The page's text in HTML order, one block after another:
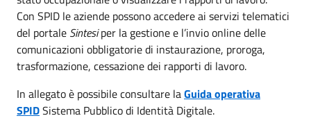
Con SPID le aziende possono accedere ai servizi telematici
del portale Sintesiper la gestione e l’invio online delle
comunicazioni obbligatorie di instaurazione, proroga,
trasformazione, cessazione dei rapporti di lavoro.
In allegato è possibile consultare laGuida operativa
SPIDSistema Pubblico di Identità Digitale.